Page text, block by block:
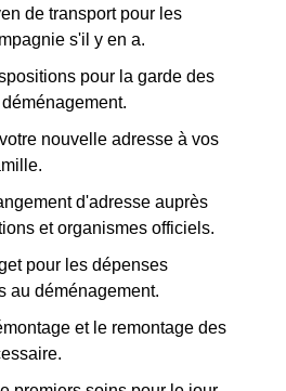
de transport pour les
s'il y en a.
pour la garde des
nouvelle adresse à vos
d'adresse auprès
et organismes officiels.
pour les dépenses
au déménagement.
et le remontage des